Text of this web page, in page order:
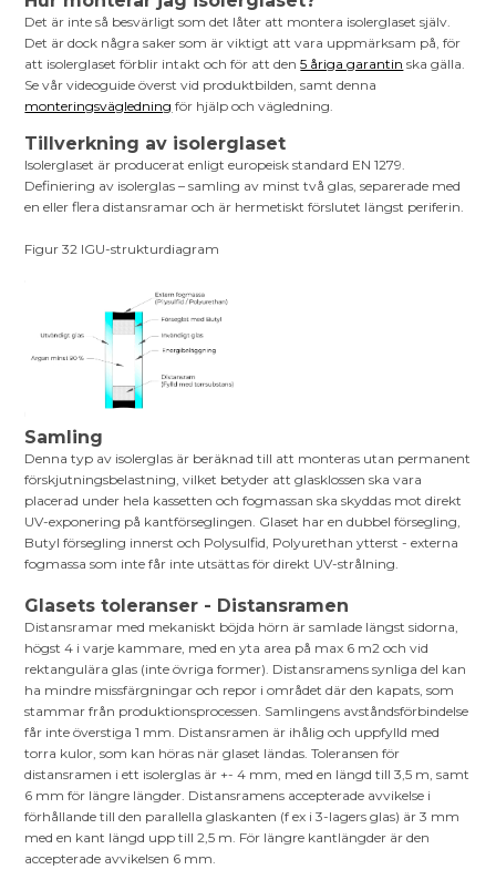
Det är inte så besvärligt som det låter att montera isolerglaset själv.
Det är dock några saker som är viktigt att vara uppmärksam på, för
att isolerglaset förblir intakt och för att den5 åriga garantin ska gälla.
Se vår videoguide överst vid produktbilden, samt denna
monteringsvägledning för hjälp och vägledning.
Tillverkning av isolerglaset
Isolerglaset är producerat enligt europeisk standard EN 1279.
Definiering av isolerglas – samling av minst två glas, separerade med
en eller flera distansramar och är hermetiskt förslutet längst periferin.
Figur 32 IGU-strukturdiagram
Samling
Denna typ av isolerglas är beräknad till att monteras utan permanent
förskjutningsbelastning, vilket betyder att glasklossen ska vara
placerad under hela kassetten och fogmassan ska skyddas mot direkt
UV-exponering på kantförseglingen. Glaset har en dubbel försegling,
Butyl försegling innerst och Polysulfid, Polyurethan ytterst - externa
fogmassa som inte får inte utsättas för direkt UV-strålning.
Glasets toleranser - Distansramen
Distansramar med mekaniskt böjda hörn är samlade längst sidorna,
högst 4 i varje kammare, med en yta area på max 6 m2 och vid
rektangulära glas (inte övriga former). Distansramens synliga del kan
ha mindre missfärgningar och repor i området där den kapats, som
stammar från produktionsprocessen. Samlingens avståndsförbindelse
får inte överstiga 1 mm. Distansramen är ihålig och uppfylld med
torra kulor, som kan höras när glaset ländas. Toleransen för
distansramen i ett isolerglas är +- 4 mm, med en längd till 3,5 m, samt
6 mm för längre längder. Distansramens accepterade avvikelse i
förhållande till den parallella glaskanten (f ex i 3-lagers glas) är 3 mm
med en kant längd upp till 2,5 m. För längre kantlängder är den
accepterade avvikelsen 6 mm.